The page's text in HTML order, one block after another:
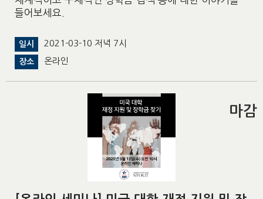
들어보세요.
일시 2021-03-10 저녁 7시
장소 온라인
마감